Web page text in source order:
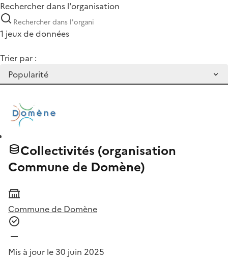
Rechercher dans l'organisation
1 jeux de données
Trier par :
Collectivités (organisation
Commune de Domène)
Commune de Domène
Mis à jour le 30 juin 2025